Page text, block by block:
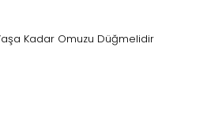
Kadar Omuzu Düğmelidir